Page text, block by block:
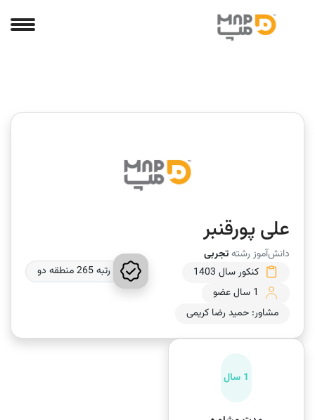
علی پورقنبر
دانش‌آموز رشتهتجربی
کنکور سال 1403
1 سال عضو
مشاور: حمید رضا کریمی
رتبه 265 منطقه دو
1 سال